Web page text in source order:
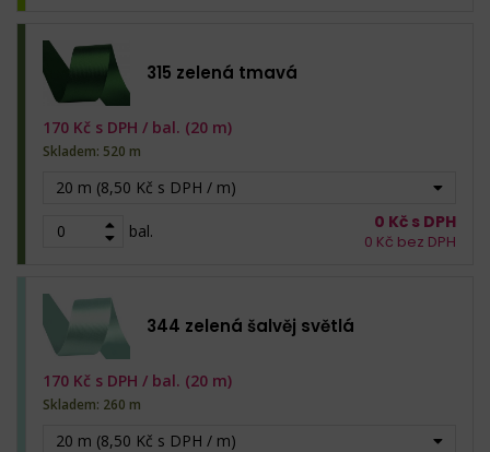
315 zelená tmavá
20 m (8,50 Kč s DPH / m)
bal.
170 Kč s DPH / bal. (20 m)
Skladem: 520 m
0 Kč s DPH
0 Kč bez DPH
344 zelená šalvěj světlá
20 m (8,50 Kč s DPH / m)
170 Kč s DPH / bal. (20 m)
Skladem: 260 m